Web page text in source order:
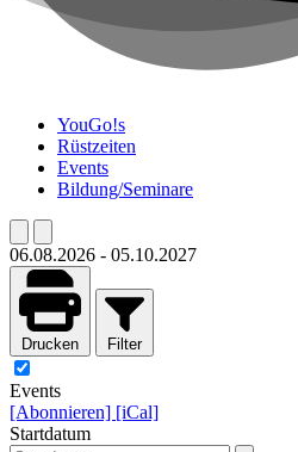
YouGo!s
Rüstzeiten
Events
Bildung/Seminare
06.08.2026 - 05.10.2027
Drucken Filter
Events
[Abonnieren] [iCal]
Startdatum